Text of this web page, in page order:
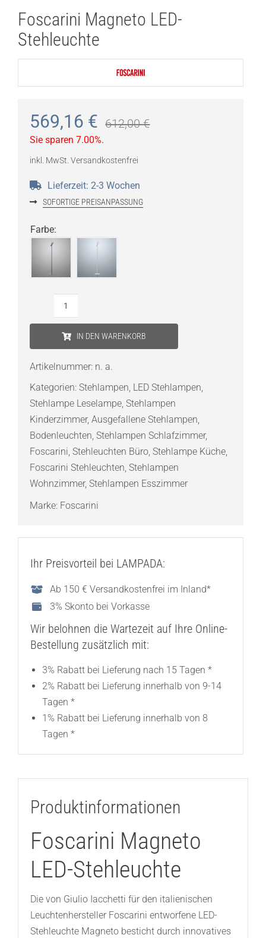
Foscarini Magneto LED-
Stehleuchte
569,16 € 612,00€
Sie sparen 7.00%.
inkl. MwSt. Versandkostenfrei
Lieferzeit: 2-3 Wochen
SOFORTIGE PREISANPASSUNG
Farbe:
IN DEN WARENKORB
Artikelnummer: n. a.
Kategorien: Stehlampen, LED Stehlampen,
Stehlampe Leselampe, Stehlampen
Kinderzimmer, Ausgefallene Stehlampen,
Bodenleuchten, Stehlampen Schlafzimmer,
Foscarini, Stehleuchten Büro, Stehlampe Küche,
Foscarini Stehleuchten, Stehlampen
Wohnzimmer, Stehlampen Esszimmer
Marke: Foscarini
Ihr Preisvorteil bei LAMPADA:
Ab 150 € Versandkostenfrei im Inland*
3% Skonto bei Vorkasse
Wir belohnen die Wartezeit auf Ihre Online-
Bestellung zusätzlich mit:
3% Rabatt bei Lieferung nach 15 Tagen *
2% Rabatt bei Lieferung innerhalb von 9-14
Tagen *
1% Rabatt bei Lieferung innerhalb von 8
Tagen *
Produktinformationen
Foscarini Magneto
LED-Stehleuchte
Die von Giulio Iacchetti für den italienischen
Leuchtenhersteller Foscarini entworfene LED-
Stehleuchte Magneto besticht durch innovatives